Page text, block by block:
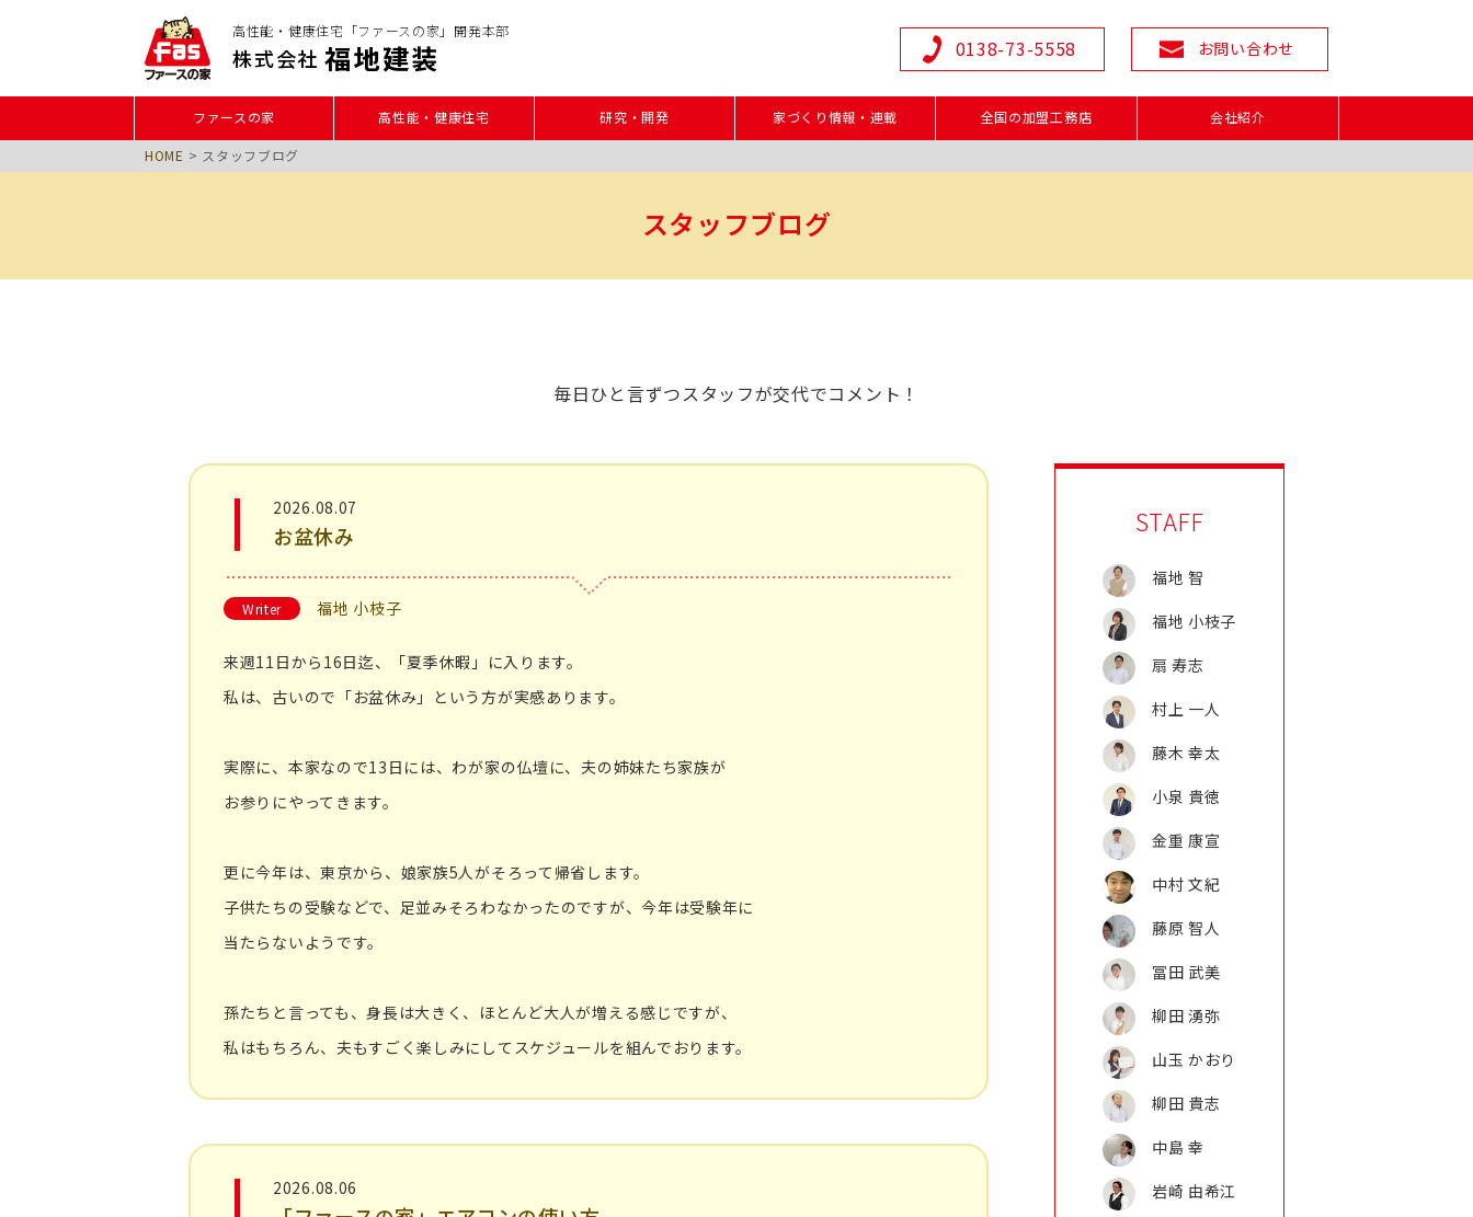
高性能・健康住宅「ファースの家」開発本部
株式会社 福地建装 0138-73-5558 お問い合わせ
ファースの家 高性能・健康住宅 研究・開発 家づくり情報・連載 全国の加盟工務店 会社紹介
HOME > スタッフブログ
スタッフブログ
毎日ひと言ずつスタッフが交代でコメント！
2026.08.07
お盆休み
Writer 福地 小枝子
来週11日から16日迄、「夏季休暇」に入ります。
私は、古いので「お盆休み」という方が実感あります。
実際に、本家なので13日には、わが家の仏壇に、夫の姉妹たち家族が
お参りにやってきます。
更に今年は、東京から、娘家族5人がそろって帰省します。
子供たちの受験などで、足並みそろわなかったのですが、今年は受験年に
当たらないようです。
孫たちと言っても、身長は大きく、ほとんど大人が増える感じですが、
私はもちろん、夫もすごく楽しみにしてスケジュールを組んでおります。
2026.08.06
STAFF
福地 智
福地 小枝子
扇 寿志
村上 一人
藤木 幸太
小泉 貴徳
金重 康宣
中村 文紀
藤原 智人
冨田 武美
柳田 湧弥
山玉 かおり
柳田 貴志
中島 幸
岩崎 由希江